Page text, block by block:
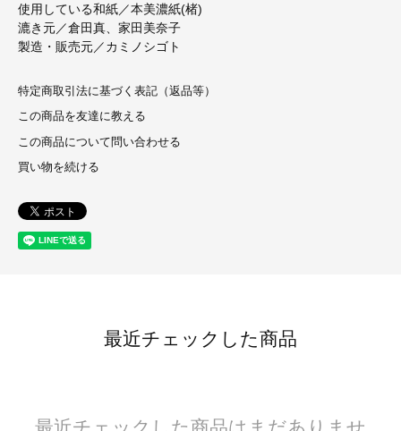
使用している和紙／本美濃紙(楮)
漉き元／倉田真、家田美奈子
製造・販売元／カミノシゴト
特定商取引法に基づく表記（返品等）
この商品を友達に教える
この商品について問い合わせる
買い物を続ける
最近チェックした商品
最近チェックした商品はまだありませ